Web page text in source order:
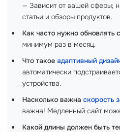
— Зависит от вашей сферы;
статьи и обзоры продуктов.
Как часто нужно обновлять
минимум раз в месяц.
Что такое адаптивный
автоматически
устройства.
Насколько важна скорость
важна! Медленный сайт
Какой длины должен быть